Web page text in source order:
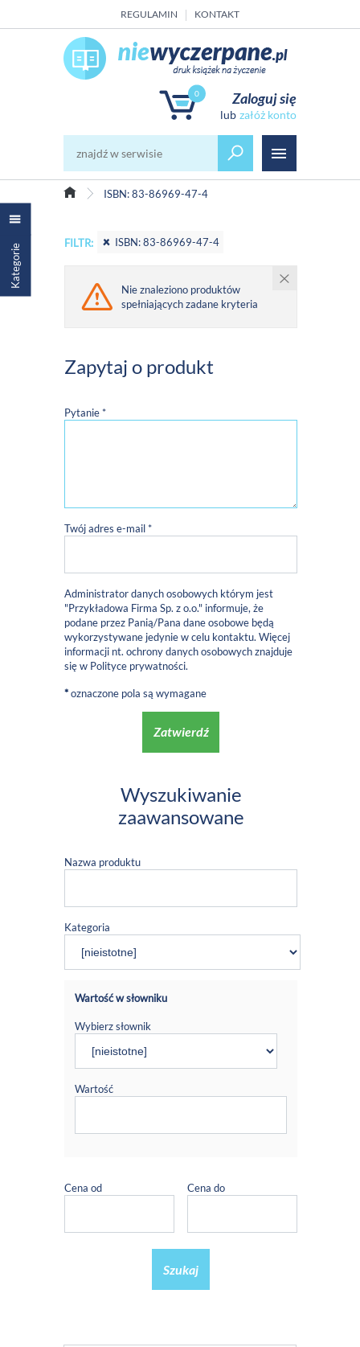
REGULAMIN KONTAKT
0 Zaloguj się
załóż konto
ISBN: 83-86969-47-4
Kategorie FILTR: ISBN: 83-86969-47-4
Nie znaleziono produktów
spełniających zadane kryteria
Zapytaj o produkt
Pytanie *
Twój adres e-mail *
Administrator danych osobowych którym jest
"Przykładowa Firma Sp. z o.o." informuje, że
podane przez Panią/Pana dane osobowe będą
wykorzystywane jedynie w celu kontaktu. Więcej
informacji nt. ochrony danych osobowych znajduje
się w Polityce prywatności.
*oznaczone pola są wymagane
Zatwierdź
Wyszukiwanie
zaawansowane
Nazwa produktu
Kategoria
Wartość w słowniku
Wybierz słownik
Wartość
Cena od Cena do
Szukaj